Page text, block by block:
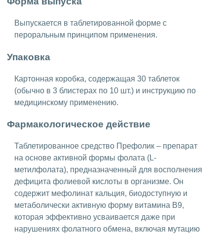
Выпускается в таблетированной форме с
пероральным принципом применения.
Упаковка
Картонная коробка, содержащая 30 таблеток
(обычно в 3 блистерах по 10 шт.) и инструкцию по
медицинскому применению.
Фармакологическое действие
Таблетированное средство Префолик – препарат
на основе активной формы фолата (L-
метилфолата), предназначенный для восполнения
дефицита фолиевой кислоты в организме. Он
содержит мефолинат кальция, биодоступную и
метаболически активную форму витамина B9,
которая эффективно усваивается даже при
нарушениях фолатного обмена, включая мутацию